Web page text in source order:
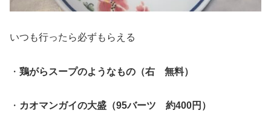
いつも行ったら必ずもらえる
・ 鶏がらスープのようなもの（右 無料）
・ カオマンガイの大盛（95バーツ 約400円）